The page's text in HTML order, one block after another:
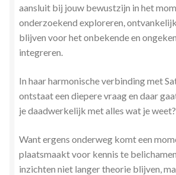
Stress en Burn-out Coaching
Tarot
Transactionele Analyse
Tweelingvlam
Webshop
aansluit bij jouw bewustzijn in het
onderzoekend exploreren,
blijven voor het onbekende en
integreren.
In haar harmonische verbinding met
ontstaat een diepere vraag en daar
je daadwerkelijk met alles wat je weet?
Want ergens onderweg komt een
plaatsmaakt voor kennis te
inzichten niet langer theorie blijven,